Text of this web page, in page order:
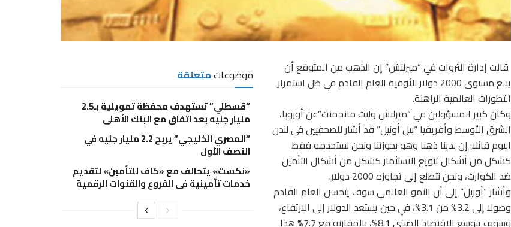
موضوعاتمتعلقة
“قسطلي” تستهدف محفظة تمويلية بـ2.5
مليار جنيه بعد اتفاق مع البنك الأهلي
“المصري الخليجي” يربح 2.2 مليار جنيه في
النصف الأول
«نكست» يتحالف مع «كاف للتأمين» لتقديم
خدمات تأمينية فى الفروع والقنوات الرقمية
قالت إدارة الثروات في “ميرلنش” إن الذهب من المتوقع أن
يبلغ مستوى 2000 دولار للأوقية العام القادم في ظل استمرار
التطورات العالمية الراهنة.
وكان كبير المسؤولين في “ميرلنش وليث مانجمنت”عن أوروبا،
الشرق الأوسط وأفريقيا “بيل أونيل” قد أشار للصحفيين في لندن
اليوم قائلا: إن لدينا ذهبا وهو بحوزتنا ونحن نستخدمه فقط
كشكل من أشكال تنويع الاستثمار كشكل من أشكال التأمين
ضد الكوارث، ونحن نتطلع إلى تجاوزه 2000 دولار.
وأشار “أونيل” إلى أن النمو العالمي سوف يتحسن العام القادم
وصولا إلى 3.2% من 3.1%، في حين يستعد الدولار إلى الارتفاع،
وسوف يتوسع الاقتصاد الصيني 8.1%، بالمقارنة مع 7.7% هذا